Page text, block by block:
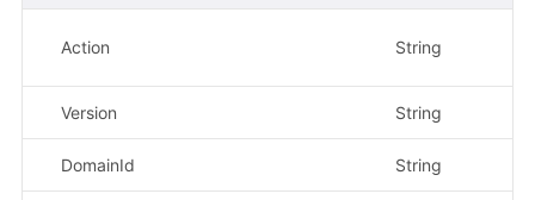
Action String
Version String
DomainId String